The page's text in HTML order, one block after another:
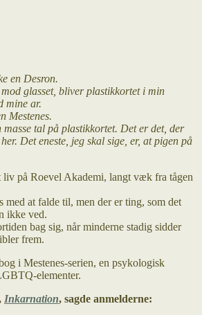
en Desron.
glasset, bliver plastikkortet i min
mine ar.
Mestenes.
masse tal på plastikkortet. Det er det, der
Det eneste, jeg skal sige, er, at pigen på
liv på Roevel Akademi, langt væk fra tågen
med at falde til, men der er ting, som det
ikke ved.
bag sig, når minderne stadig sidder
frem.
i Mestenes-serien, en psykologisk
elementer.
Inkarnation, sagde anmelderne: